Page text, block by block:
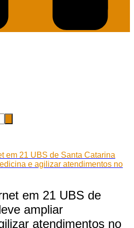
em 21 UBS de Santa Catarina
e agilizar atendimentos no
em 21 UBS de
ampliar
atendimentos no